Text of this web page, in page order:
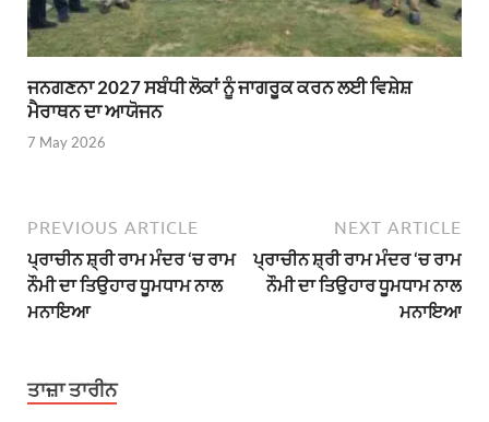
ਜਨਗਣਨਾ 2027 ਸਬੰਧੀ ਲੋਕਾਂ ਨੂੰ ਜਾਗਰੂਕ ਕਰਨ ਲਈ ਵਿਸ਼ੇਸ਼
ਮੈਰਾਥਨ ਦਾ ਆਯੋਜਨ
7 May 2026
PREVIOUS ARTICLE
ਪ੍ਰਾਚੀਨ ਸ਼੍ਰੀ ਰਾਮ ਮੰਦਰ ‘ਚ ਰਾਮ
ਨੌਮੀ ਦਾ ਤਿਉਹਾਰ ਧੂਮਧਾਮ ਨਾਲ
ਮਨਾਇਆ
NEXT ARTICLE
ਪ੍ਰਾਚੀਨ ਸ਼੍ਰੀ ਰਾਮ ਮੰਦਰ ‘ਚ ਰਾਮ
ਨੌਮੀ ਦਾ ਤਿਉਹਾਰ ਧੂਮਧਾਮ ਨਾਲ
ਮਨਾਇਆ
ਤਾਜ਼ਾ ਤਾਰੀਨ